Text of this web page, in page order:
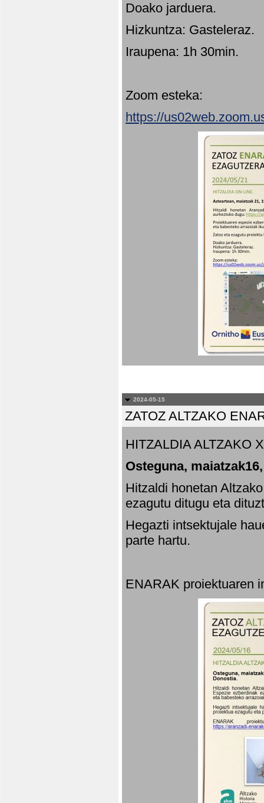
Doako jarduera.
Hizkuntza: Gasteleraz.
Iraupena: 1h 30min.
Zoom esteka:
https://
2024-05-15
ZATOZ ALTZAKO
HITZALDIA ALTZAKO
Osteguna,
Hitzaldi honetan
ezagutu ditugu eta
Hegazti intsektujale
parte hartu.
ENARAK proiektuaren